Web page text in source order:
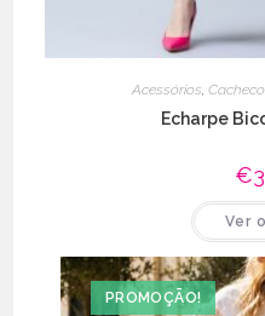
Acessórios
Echarpe
€
Ver
PROMOÇÃO!